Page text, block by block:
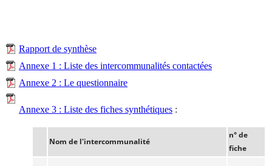
Rapport de synthèse
Annexe 1 : Liste des intercommunalités contactées
Annexe 2 : Le questionnaire
Annexe 3 : Liste des fiches synthétiques :
Nom de l'intercommunalité
n° de
fiche